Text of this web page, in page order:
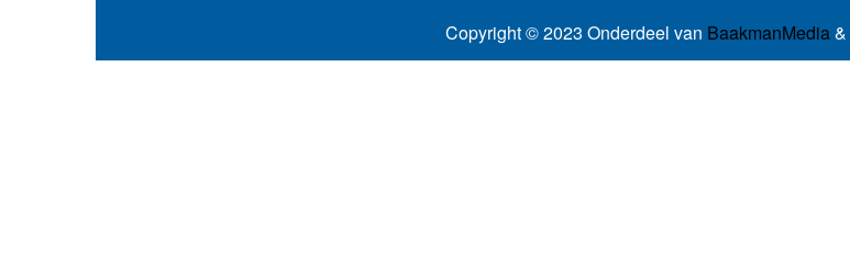
Copyright © 2023 Onderdeel van BaakmanMedia&